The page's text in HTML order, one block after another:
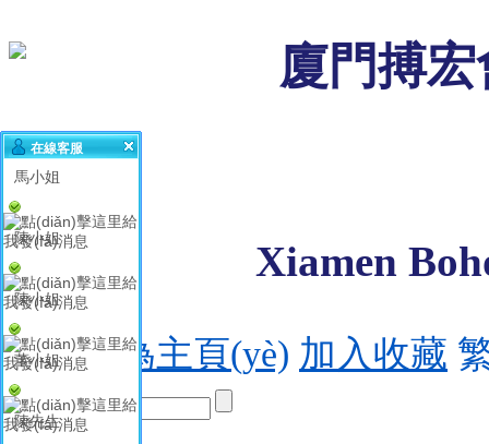
廈門搏
Xiamen
設(shè)為主頁(yè) 加入收藏
在線客服
馬小姐
陳小姐
陳小姐
董小姐
陳先生